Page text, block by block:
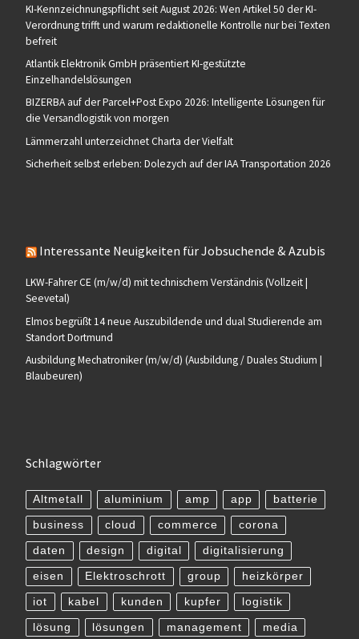
KI-Kennzeichnungspflicht seit August 2026: Wen Artikel 50 der KI-
Verordnung trifft und warum redaktionelle Kontrolle nur bei Texten
befreit
Atlantik Elektronik GmbH präsentiert KI-gestützte
Einzelhandelslösungen
BIZERBA auf der Parcel+Post Expo 2026: Intelligente Lösungen für
die Versandlogistik von morgen
Lämmerzahl unterzeichnet Charta der Vielfalt
Sicherheit selbst erleben: Dolezych auf der IAA Transportation 2026
Interessante Neuigkeiten für Jobsuchende & Azubis
LKW-Fahrer CE (m/w/d) mit technischem Verständnis (Vollzeit |
Seevetal)
Elmos begrüßt 14 neue Auszubildende und dual Studierende am
Standort Dortmund
Ausbildung Mechatroniker (m/w/d) (Ausbildung / Duales Studium |
Blaubeuren)
Schlagwörter
Altmetall aluminium amp app batterie
business cloud commerce corona
daten design digital digitalisierung
eisen Elektroschrott group heizkörper
iot kabel kunden kupfer logistik
lösung lösungen management media